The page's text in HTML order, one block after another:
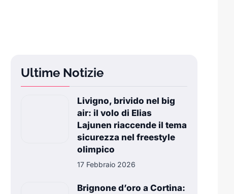
Ultime Notizie
Livigno, brivido nel big
air: il volo di Elias
Lajunen riaccende il tema
sicurezza nel freestyle
olimpico
17 Febbraio 2026
Brignone d’oro a Cortina: